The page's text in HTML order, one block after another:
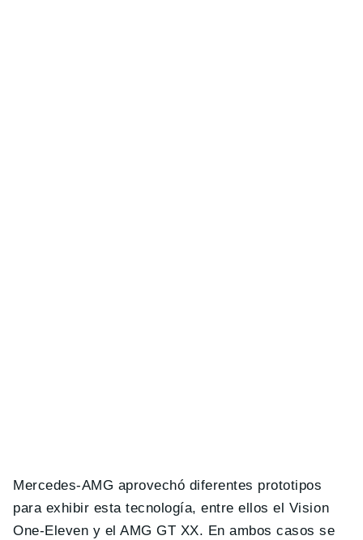
Mercedes-AMG aprovechó diferentes prototipos
para exhibir esta tecnología, entre ellos el Vision
One-Eleven y el AMG GT XX. En ambos casos se